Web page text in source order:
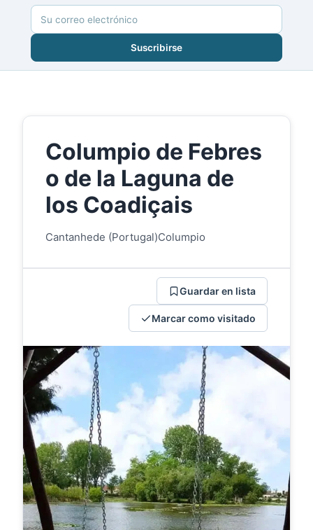
Suscribirse
Columpio de Febres
o de la Laguna de
los Coadiçais
Cantanhede (Portugal)Columpio
Guardar en lista
Marcar como visitado